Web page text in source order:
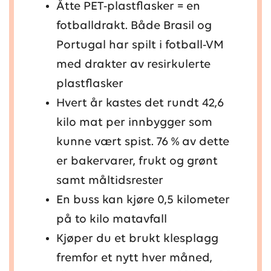
Åtte PET-plastflasker = en
fotballdrakt. Både Brasil og
Portugal har spilt i fotball-VM
med drakter av resirkulerte
plastflasker
Hvert år kastes det rundt 42,6
kilo mat per innbygger som
kunne vært spist. 76 % av dette
er bakervarer, frukt og grønt
samt måltidsrester
En buss kan kjøre 0,5 kilometer
på to kilo matavfall
Kjøper du et brukt klesplagg
fremfor et nytt hver måned,